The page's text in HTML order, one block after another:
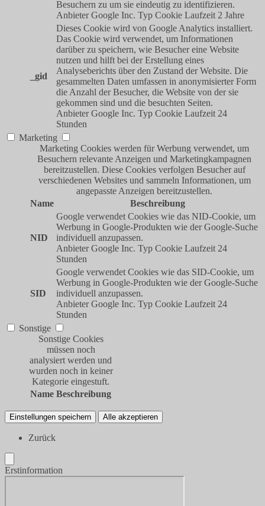
Besuchern zu um sie eindeutig zu identifizieren.
Anbieter Google Inc. Typ Cookie Laufzeit 2 Jahre
_gid
Dieses Cookie wird von Google Analytics installiert.
Das Cookie wird verwendet, um Informationen
darüber zu speichern, wie Besucher eine Website
nutzen und hilft bei der Erstellung eines
Analyseberichts über den Zustand der Website. Die
gesammelten Daten umfassen in anonymisierter Form
die Anzahl der Besucher, die Website von der sie
gekommen sind und die besuchten Seiten.
Anbieter Google Inc. Typ Cookie Laufzeit 24
Stunden
Marketing
Marketing Cookies werden für Werbung verwendet, um
Besuchern relevante Anzeigen und Marketingkampagnen
bereitzustellen. Diese Cookies verfolgen Besucher auf
verschiedenen Websites und sammeln Informationen, um
angepasste Anzeigen bereitzustellen.
Name
Beschreibung
NID
Google verwendet Cookies wie das NID-Cookie, um
Werbung in Google-Produkten wie der Google-Suche
individuell anzupassen.
Anbieter Google Inc. Typ Cookie Laufzeit 24
Stunden
SID
Google verwendet Cookies wie das SID-Cookie, um
Werbung in Google-Produkten wie der Google-Suche
individuell anzupassen.
Anbieter Google Inc. Typ Cookie Laufzeit 24
Stunden
Sonstige
Sonstige Cookies
müssen noch
analysiert werden und
wurden noch in keiner
Kategorie eingestuft.
Name Beschreibung
Einstellungen speichern Alle akzeptieren
Zurück
Erstinformation